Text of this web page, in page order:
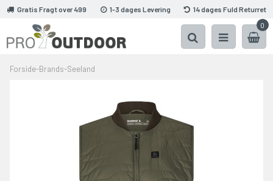
Gratis Fragt over 499 1-3 dages Levering
14 dages Fuld Returret
0
Forside-Brands-Seeland